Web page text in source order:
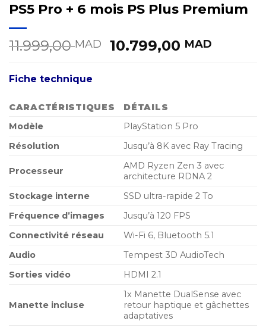
PS5 Pro + 6 mois PS Plus Premium
11.999,00MAD
Le
11.999,00 MAD.
10.799,00 MAD
Fiche technique
CARACTÉRISTIQUES
DÉTAILS
Modèle
PlayStation 5 Pro
Résolution
Jusqu’à 8K avec Ray Tracing
Processeur
AMD Ryzen Zen 3 avec
architecture RDNA 2
Stockage interne
SSD ultra-rapide 2 To
Fréquence d’images
Jusqu’à 120 FPS
Connectivité réseau
Wi-Fi 6, Bluetooth 5.1
Audio
Tempest 3D AudioTech
Sorties vidéo
HDMI 2.1
Manette incluse
1x Manette DualSense avec
retour haptique et gâchettes
adaptatives